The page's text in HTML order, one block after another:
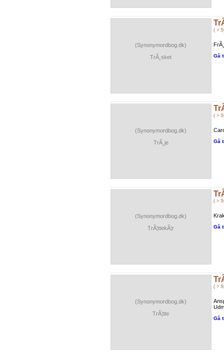
(Synonymordbog.dk)
TrÃ¸sket
( >
Gå
(Synonymordbog.dk)
TrÃ¸je
( >
Gå
(Synonymordbog.dk)
TrÃ¦ttekÃ¦r
( >
Gå
(Synonymordbog.dk)
TrÃ¦tte
( >
Gå